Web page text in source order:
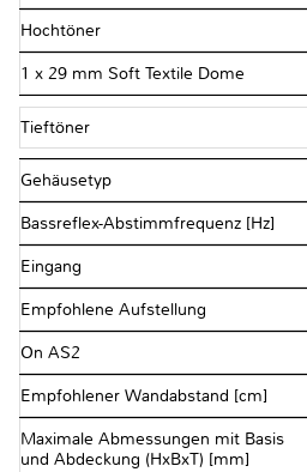
Hochtöner
1 x 29 mm Soft Textile Dome
Tieftöner
Gehäusetyp
Bassreflex-Abstimmfrequenz [Hz]
Eingang
Empfohlene Aufstellung
On AS2
Empfohlener Wandabstand [cm]
Maximale Abmessungen mit Basis
und Abdeckung (HxBxT) [mm]